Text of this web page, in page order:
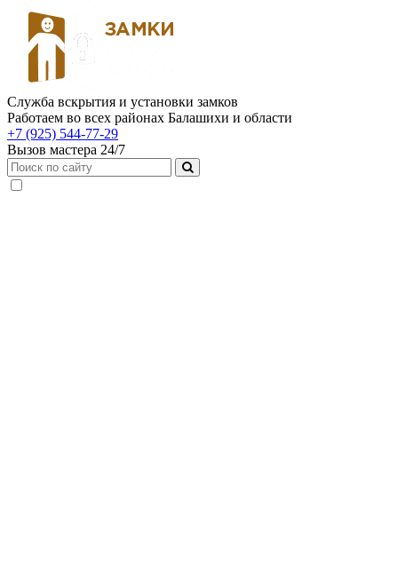
Служба вскрытия и установки замков
Работаем во всех районах Балашихи и области
+7 (925) 544-77-29
Вызов мастера 24/7